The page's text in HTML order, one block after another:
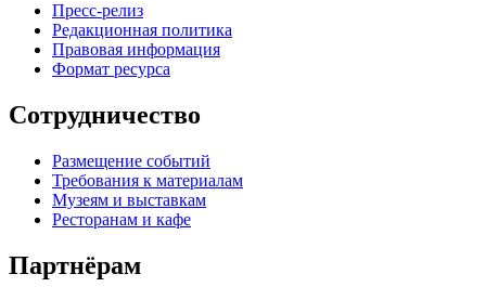
Пресс-релиз
Редакционная политика
Правовая информация
Формат ресурса
Сотрудничество
Размещение событий
Требования к материалам
Музеям и выставкам
Ресторанам и кафе
Партнёрам